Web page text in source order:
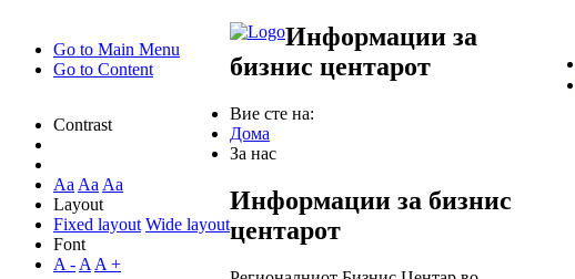
Go to Main Menu
Go to Content
Contrast
Aa Aa Aa
Layout
Fixed layout Wide layout
Font
A - A A +
Информации за
бизнис центарот
Вие сте на:
Дома
За нас
Информации за бизнис
центарот